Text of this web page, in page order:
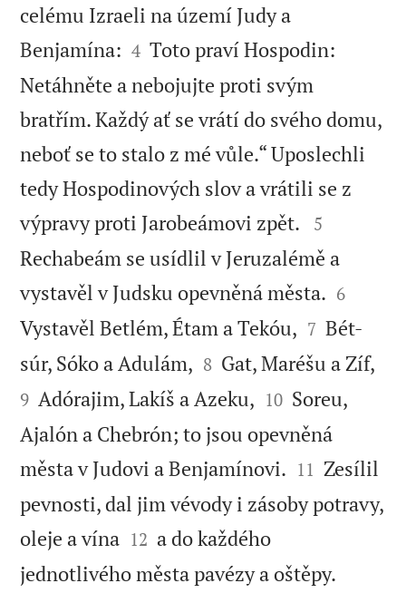
celému Izraeli na území Judy a
Benjamína: 

4 Toto praví Hospodin:
Netáhněte a nebojujte proti svým
bratřím. Každý ať se vrátí do svého domu,
neboť se to stalo z mé vůle.“ Uposlechli
tedy Hospodinových slov a vrátili se z
výpravy proti Jarobeámovi zpět. 

5
Rechabeám se usídlil v Jeruzalémě a
vystavěl v Judsku opevněná města. 

6
Vystavěl Betlém, Étam a Tekóu, 

7 Bét-
súr, Sóko a Adulám, 

8 Gat, Maréšu a Zíf,
9 Adórajim, Lakíš a Azeku, 

10 Soreu,
Ajalón a Chebrón; to jsou opevněná
města v Judovi a Benjamínovi. 

11 Zesílil
pevnosti, dal jim vévody i zásoby potravy,
oleje a vína 

12 a do každého
jednotlivého města pavézy a oštěpy.